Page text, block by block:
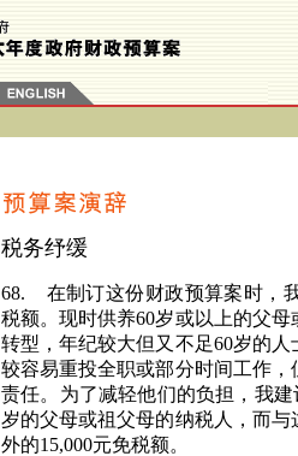
税务纾缓
68. 在制订这份财政预算案时，
税额。现时供养60岁或以上的父母
转型，年纪较大但又不足60岁的人
较容易重投全职或部分时间工作
责任。为了减轻他们的负担，我
岁的父母或祖父母的纳税人，而
外的15,000元免税额。